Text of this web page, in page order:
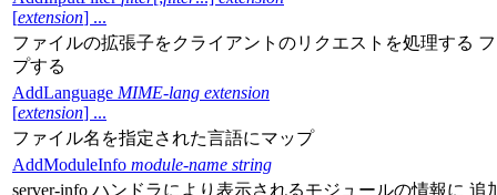
[extension] ...
ファイルの拡張子をクライアントのリクエストを処理する
プする
AddLanguage MIME-lang extension
[extension] ...
ファイル名を指定された言語にマップ
AddModuleInfo module-name string
server-info ハンドラにより表示されるモジュールの情報に 追